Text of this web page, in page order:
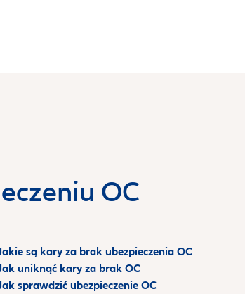
OC
są kary za brak ubezpieczenia OC
uniknąć kary za brak OC
sprawdzić ubezpieczenie OC